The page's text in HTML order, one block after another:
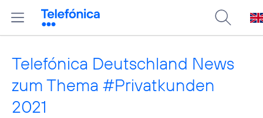
Telefónica Deutschland News
zum Thema #Privatkunden
2021